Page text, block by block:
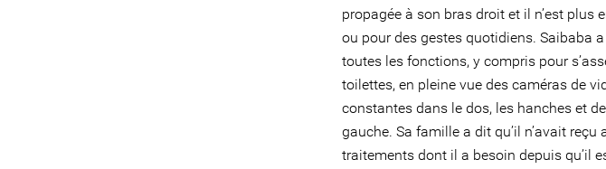
propagée à son bras droit et il n’est plus
ou pour des gestes quotidiens. Saibaba
toutes les fonctions, y compris pour
toilettes, en pleine vue des caméras de
constantes dans le dos, les hanches et
gauche. Sa famille a dit qu’il n’avait
traitements dont il a besoin depuis qu’il